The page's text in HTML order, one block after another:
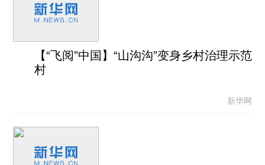
【“飞阅”中国】“山沟沟”变身乡村治理示范
村
新华网